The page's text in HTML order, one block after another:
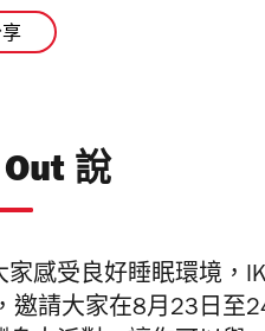
說
家感受良好睡眠環境，
邀請大家在8月23日至